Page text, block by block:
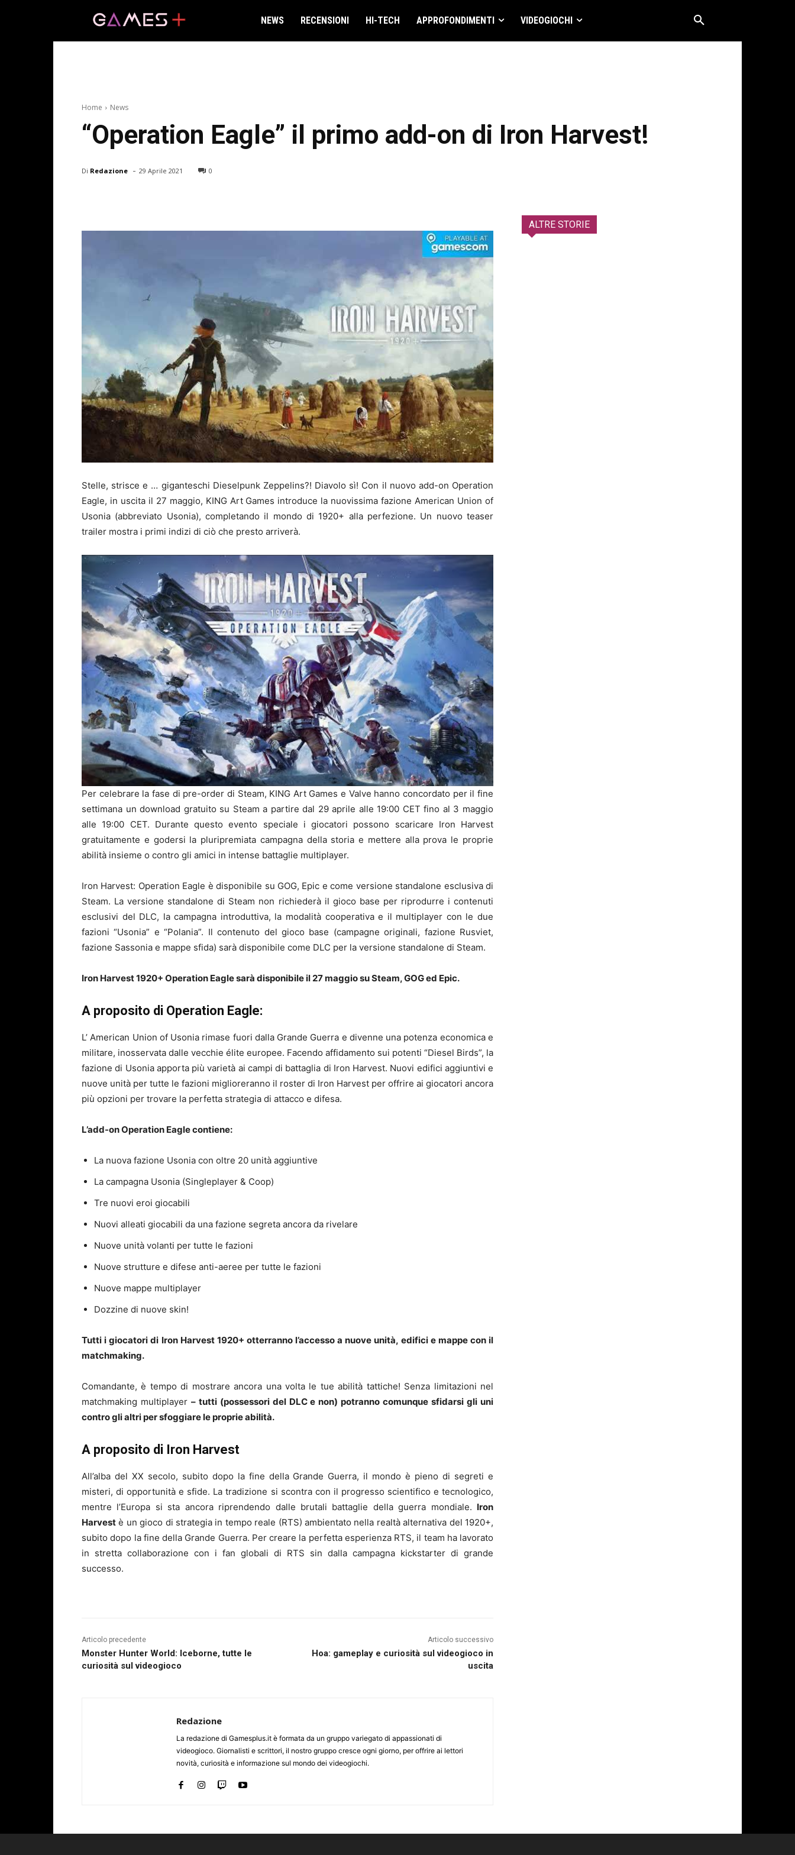
NEWS RECENSIONI HI-TECH APPROFONDIMENTI VIDEOGIOCHI
Home News
“Operation Eagle” il primo add-on di Iron Harvest!
Di Redazione - 29 Aprile 2021 0
Stelle, strisce e … giganteschi Dieselpunk Zeppelins?! Diavolo sì! Con il nuovo add-on Operation
Eagle, in uscita il 27 maggio, KING Art Games introduce la nuovissima fazione American Union of
Usonia (abbreviato Usonia), completando il mondo di 1920+ alla perfezione. Un nuovo teaser
trailer mostra i primi indizi di ciò che presto arriverà.
Per celebrare la fase di pre-order di Steam, KING Art Games e Valve hanno concordato per il fine
settimana un download gratuito su Steam a partire dal 29 aprile alle 19:00 CET fino al 3 maggio
alle 19:00 CET. Durante questo evento speciale i giocatori possono scaricare Iron Harvest
gratuitamente e godersi la pluripremiata campagna della storia e mettere alla prova le proprie
abilità insieme o contro gli amici in intense battaglie multiplayer.
Iron Harvest: Operation Eagle è disponibile su GOG, Epic e come versione standalone esclusiva di
Steam. La versione standalone di Steam non richiederà il gioco base per riprodurre i contenuti
esclusivi del DLC, la campagna introduttiva, la modalità cooperativa e il multiplayer con le due
fazioni “Usonia” e “Polania”. Il contenuto del gioco base (campagne originali, fazione Rusviet,
fazione Sassonia e mappe sfida) sarà disponibile come DLC per la versione standalone di Steam.
Iron Harvest 1920+ Operation Eagle sarà disponibile il 27 maggio su Steam, GOG ed Epic.
A proposito di Operation Eagle:
L’ American Union of Usonia rimase fuori dalla Grande Guerra e divenne una potenza economica e
militare, inosservata dalle vecchie élite europee. Facendo affidamento sui potenti “Diesel Birds”, la
fazione di Usonia apporta più varietà ai campi di battaglia di Iron Harvest. Nuovi edifici aggiuntivi e
nuove unità per tutte le fazioni miglioreranno il roster di Iron Harvest per offrire ai giocatori ancora
più opzioni per trovare la perfetta strategia di attacco e difesa.
L’add-on Operation Eagle contiene:
La nuova fazione Usonia con oltre 20 unità aggiuntive
La campagna Usonia (Singleplayer & Coop)
Tre nuovi eroi giocabili
Nuovi alleati giocabili da una fazione segreta ancora da rivelare
Nuove unità volanti per tutte le fazioni
Nuove strutture e difese anti-aeree per tutte le fazioni
Nuove mappe multiplayer
Dozzine di nuove skin!
Tutti i giocatori di Iron Harvest 1920+ otterranno l’accesso a nuove unità, edifici e mappe con il
matchmaking.
Comandante, è tempo di mostrare ancora una volta le tue abilità tattiche! Senza limitazioni nel
matchmaking multiplayer – tutti (possessori del DLC e non) potranno comunque sfidarsi gli uni
contro gli altri per sfoggiare le proprie abilità.
A proposito di Iron Harvest
All’alba del XX secolo, subito dopo la fine della Grande Guerra, il mondo è pieno di segreti e
misteri, di opportunità e sfide. La tradizione si scontra con il progresso scientifico e tecnologico,
mentre l’Europa si sta ancora riprendendo dalle brutali battaglie della guerra mondiale. Iron
Harvest è un gioco di strategia in tempo reale (RTS) ambientato nella realtà alternativa del 1920+,
subito dopo la fine della Grande Guerra. Per creare la perfetta esperienza RTS, il team ha lavorato
in stretta collaborazione con i fan globali di RTS sin dalla campagna kickstarter di grande
successo.
Articolo precedente
Monster Hunter World: Iceborne, tutte le
curiosità sul videogioco
Articolo successivo
Hoa: gameplay e curiosità sul videogioco in
uscita
Redazione
La redazione di Gamesplus.it è formata da un gruppo variegato di appassionati di
videogioco. Giornalisti e scrittori, il nostro gruppo cresce ogni giorno, per offrire ai lettori
novità, curiosità e informazione sul mondo dei videogiochi.
ALTRE STORIE